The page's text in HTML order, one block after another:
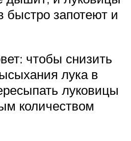
быстро запотеют и
чтобы снизить
лука в
луковицы
количеством